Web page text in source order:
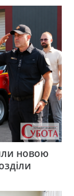
новою